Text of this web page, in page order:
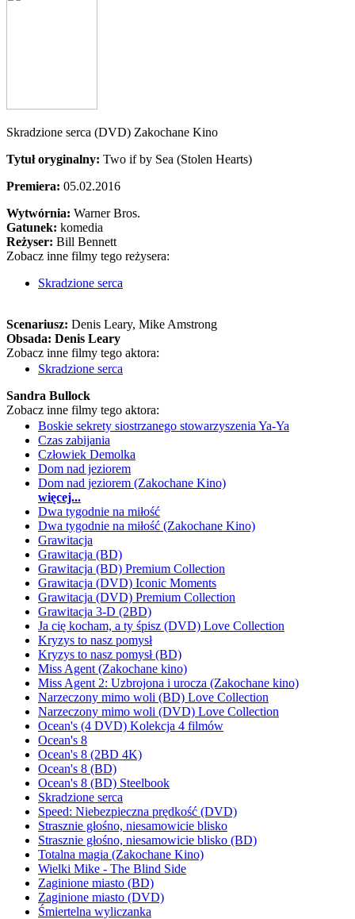
Skradzione serca (DVD) Zakochane Kino
Tytuł oryginalny: Two if by Sea (Stolen Hearts)
Premiera: 05.02.2016
Wytwórnia: Warner Bros.
Gatunek: komedia
Reżyser: Bill Bennett
Zobacz inne filmy tego reżysera:
Skradzione serca
Scenariusz: Denis Leary, Mike Amstrong
Obsada: Denis Leary
Zobacz inne filmy tego aktora:
Skradzione serca
Sandra Bullock
Zobacz inne filmy tego aktora:
Boskie sekrety siostrzanego stowarzyszenia Ya-Ya
Czas zabijania
Człowiek Demolka
Dom nad jeziorem
Dom nad jeziorem (Zakochane Kino)
więcej...
Dwa tygodnie na miłość
Dwa tygodnie na miłość (Zakochane Kino)
Grawitacja
Grawitacja (BD)
Grawitacja (BD) Premium Collection
Grawitacja (DVD) Iconic Moments
Grawitacja (DVD) Premium Collection
Grawitacja 3-D (2BD)
Ja cię kocham, a ty śpisz (DVD) Love Collection
Kryzys to nasz pomysł
Kryzys to nasz pomysł (BD)
Miss Agent (Zakochane kino)
Miss Agent 2: Uzbrojona i urocza (Zakochane kino)
Narzeczony mimo woli (BD) Love Collection
Narzeczony mimo woli (DVD) Love Collection
Ocean's (4 DVD) Kolekcja 4 filmów
Ocean's 8
Ocean's 8 (2BD 4K)
Ocean's 8 (BD)
Ocean's 8 (BD) Steelbook
Skradzione serca
Speed: Niebezpieczna prędkość (DVD)
Strasznie głośno, niesamowicie blisko
Strasznie głośno, niesamowicie blisko (BD)
Totalna magia (Zakochane Kino)
Wielki Mike - The Blind Side
Zaginione miasto (BD)
Zaginione miasto (DVD)
Śmiertelna wyliczanka